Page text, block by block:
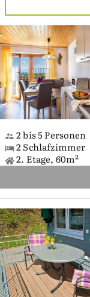
2 bis 5 Personen
2 Schlafzimmer
2. Etage, 60m²